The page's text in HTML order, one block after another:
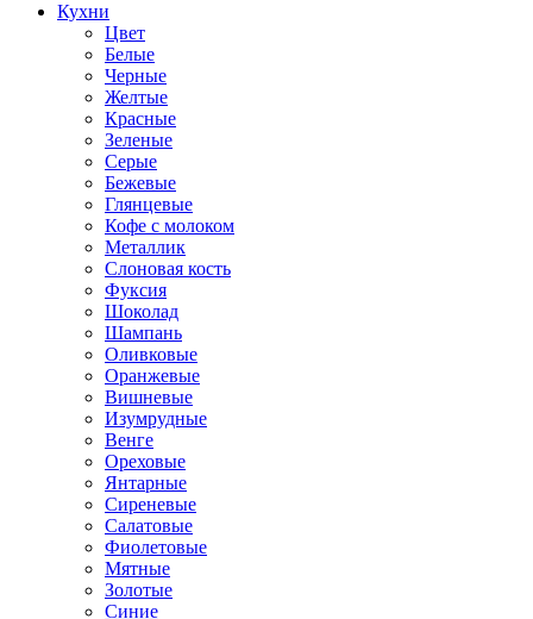
Кухни
Цвет
Белые
Черные
Желтые
Красные
Зеленые
Серые
Бежевые
Глянцевые
Кофе с молоком
Металлик
Слоновая кость
Фуксия
Шоколад
Шампань
Оливковые
Оранжевые
Вишневые
Изумрудные
Венге
Ореховые
Янтарные
Сиреневые
Салатовые
Фиолетовые
Мятные
Золотые
Синие